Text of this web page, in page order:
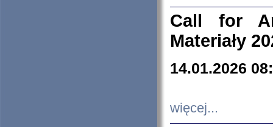
Call for
Materiały
14.01.2026
więcej...